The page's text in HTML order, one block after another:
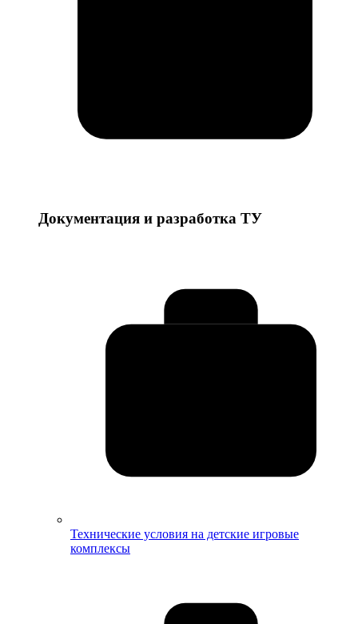
Документация и разработка ТУ
Технические условия на детские игровые
комплексы